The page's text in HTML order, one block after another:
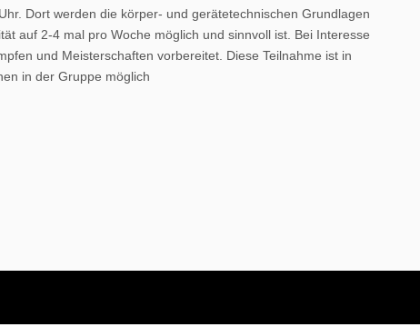
Dort werden die körper- und gerätetechnischen Grundlagen
auf 2-4 mal pro Woche möglich und sinnvoll ist. Bei Interesse
und Meisterschaften vorbereitet. Diese Teilnahme ist in
in der Gruppe möglich